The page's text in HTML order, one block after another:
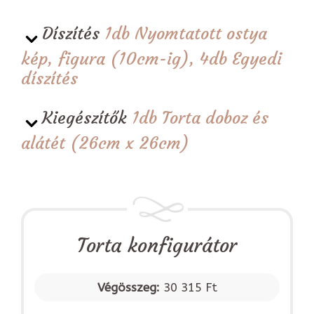
Díszítés 1db Nyomtatott ostya
kép, figura (10cm-ig), 4db Egyedi
díszítés
Kiegészítők 1db Torta doboz és
alátét (26cm x 26cm)
Torta konfigurátor
Végösszeg: 30 315 Ft